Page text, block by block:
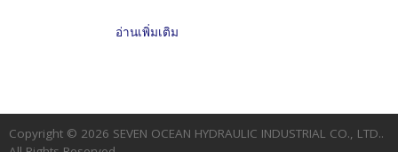
อ่านเพิ่มเติม
Copyright © 2026 SEVEN OCEAN HYDRAULIC INDUSTRIAL CO., LTD..